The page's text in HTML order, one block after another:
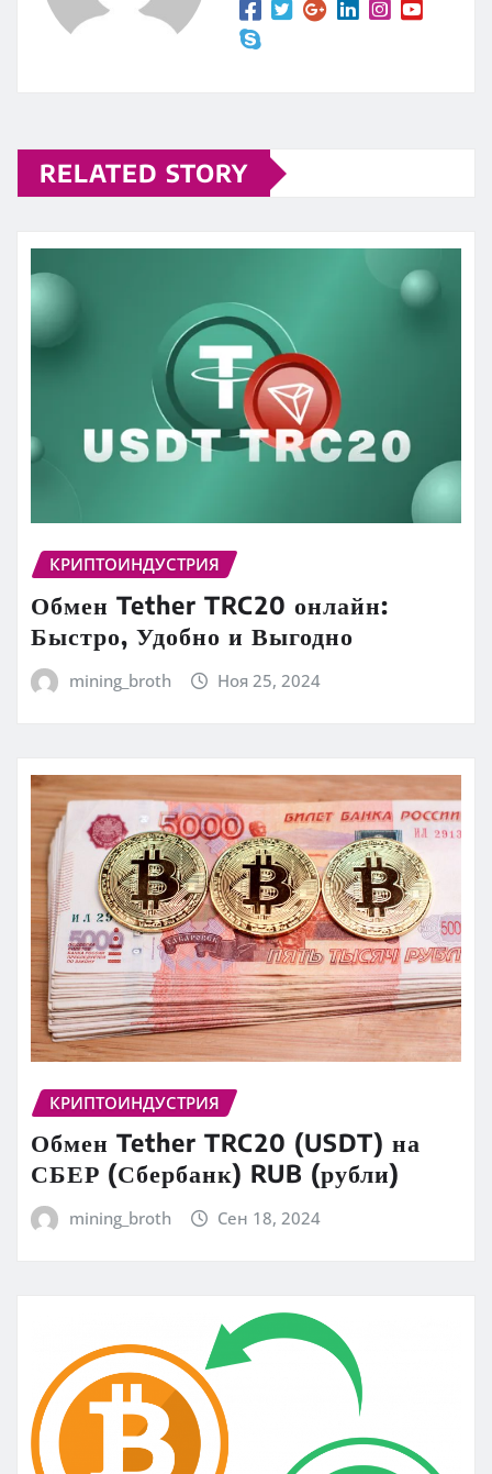
RELATED STORY
КРИПТОИНДУСТРИЯ
Обмен Tether TRC20 онлайн:
Быстро, Удобно и Выгодно
mining_broth Ноя 25, 2024
КРИПТОИНДУСТРИЯ
Обмен Tether TRC20 (USDT) на
СБЕР (Сбербанк) RUB (рубли)
mining_broth Сен 18, 2024